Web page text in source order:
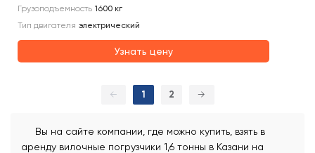
Грузоподъемность 1600 кг
Тип двигателя электрический
Узнать цену
← 1 2 →
Вы на сайте компании, где можно купить, взять в
аренду вилочные погрузчики 1,6 тонны в Казани на